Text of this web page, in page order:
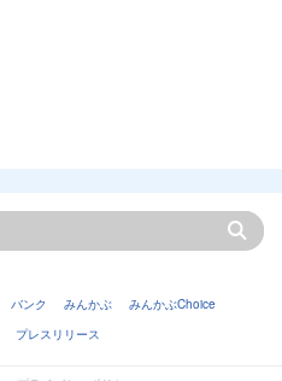
バンク みんかぶ
みんかぶChoice
プレスリリース